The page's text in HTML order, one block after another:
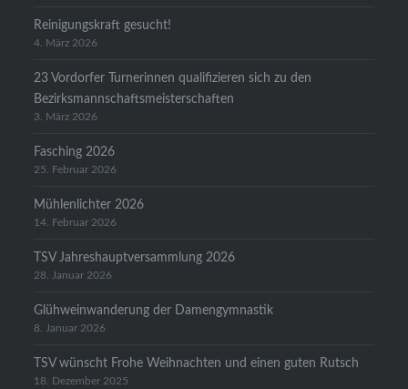
Reinigungskraft gesucht!
4. März 2026
23 Vordorfer Turnerinnen qualifizieren sich zu den
Bezirksmannschaftsmeisterschaften
3. März 2026
Fasching 2026
25. Februar 2026
Mühlenlichter 2026
14. Februar 2026
TSV Jahreshauptversammlung 2026
28. Januar 2026
Glühweinwanderung der Damengymnastik
8. Januar 2026
TSV wünscht Frohe Weihnachten und einen guten Rutsch
18. Dezember 2025